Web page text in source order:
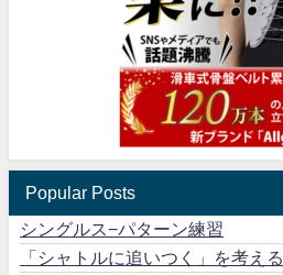
Popular Posts
シングルス−パターン練習
「シャトルに追いつく」を考える